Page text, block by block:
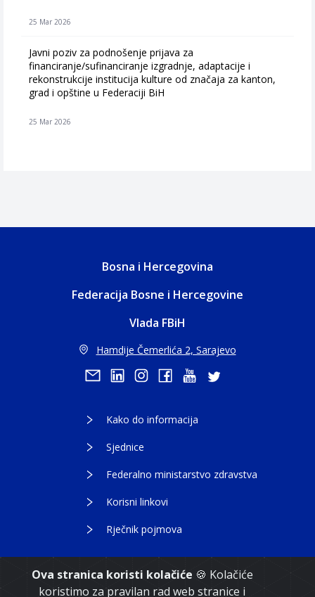
Ova stranica koristi kolačiće 🍪 Kolačiće
koristimo za pravilan rad web stranice i
25 Mar 2026
Javni poziv za podnošenje prijava za
financiranje/sufinanciranje izgradnje, adaptacije i
rekonstrukcije institucija kulture od značaja za kanton,
grad i opštine u Federaciji BiH
25 Mar 2026
Bosna i Hercegovina
Federacija Bosne i Hercegovine
Vlada FBiH
Hamdije Čemerlića 2, Sarajevo
Kako do informacija
Sjednice
Federalno ministarstvo zdravstva
Korisni linkovi
Rječnik pojmova